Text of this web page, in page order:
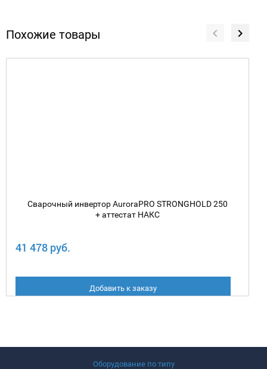
Похожие товары
Сварочный инвертор AuroraPRO STRONGHOLD 250
+ аттестат НАКС
41 478 руб.
Добавить к заказу
Оборудование по типу